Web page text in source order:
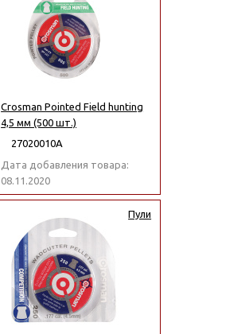
Crosman Pointed Field hunting
4,5 мм (500 шт.)
27020010А
Дата добавления товара:
08.11.2020
Пули